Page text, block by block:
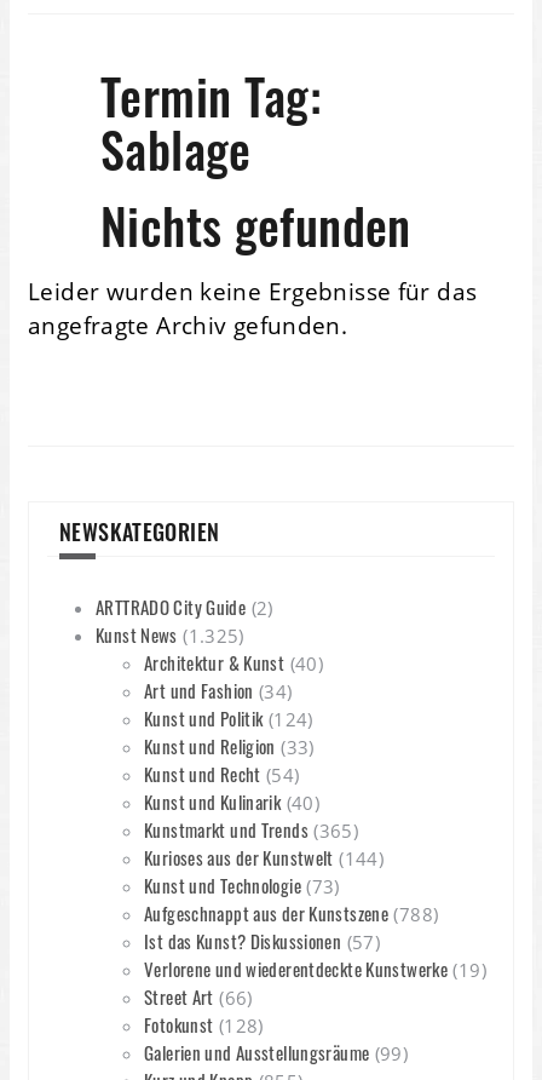
Termin Tag:
Sablage
Nichts gefunden
Leider wurden keine Ergebnisse für das
angefragte Archiv gefunden.
NEWSKATEGORIEN
ARTTRADO City Guide (2)
Kunst News (1.325)
Architektur & Kunst (40)
Art und Fashion (34)
Kunst und Politik(124)
Kunst und Religion (33)
Kunst und Recht (54)
Kunst und Kulinarik(40)
Kunstmarkt und Trends(365)
Kurioses aus der Kunstwelt (144)
Kunst und Technologie(73)
Aufgeschnappt aus der Kunstszene (788)
Ist das Kunst? Diskussionen (57)
Verlorene und wiederentdeckte Kunstwerke (19)
Street Art (66)
Fotokunst (128)
Galerien und Ausstellungsräume (99)